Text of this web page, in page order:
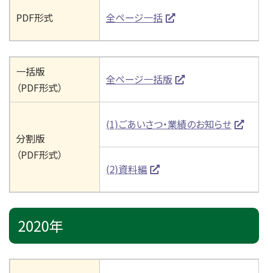
PDF形式 全ページ一括
一括版
（PDF形式）
全ページ一括版
分割版
（PDF形式）
(1)ごあいさつ・業績のお知らせ
(2)資料編
2020年